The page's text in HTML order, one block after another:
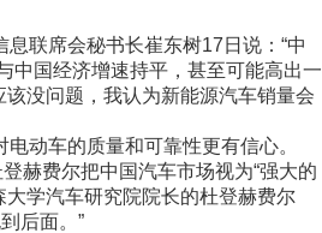
息联席会秘书长崔东树17日说：“中
中国经济增速持平，甚至可能高出一
该没问题，我认为新能源汽车销量会
动车的质量和可靠性更有信心。
赫费尔把中国汽车市场视为“强大的
大学汽车研究院院长的杜登赫费尔
后面。”